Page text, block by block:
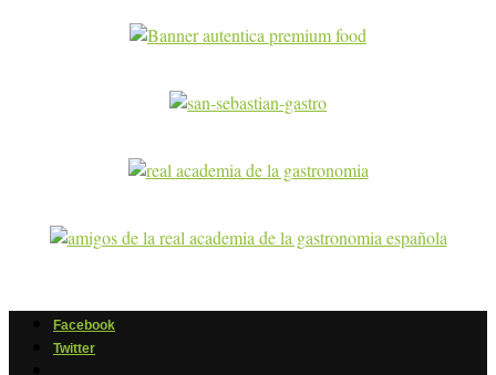
Facebook
Twitter